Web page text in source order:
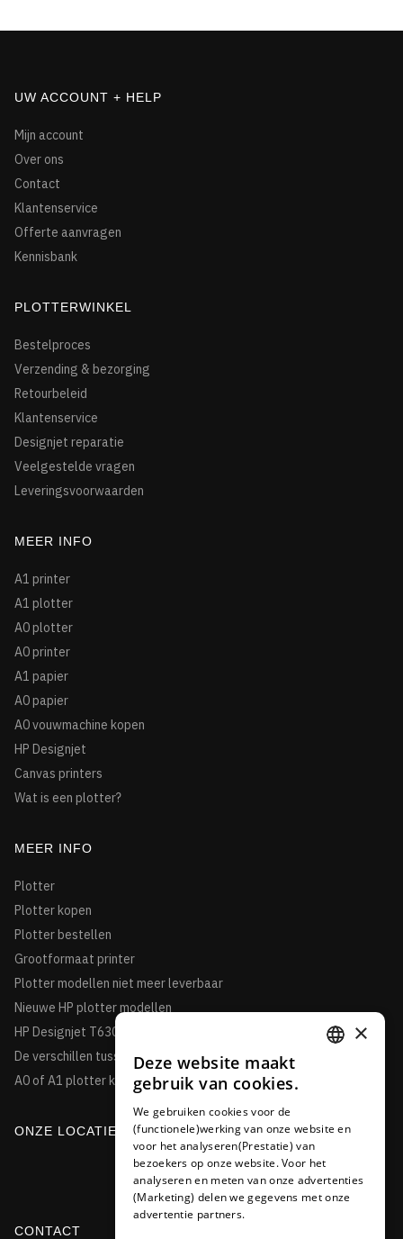
UW ACCOUNT + HELP
Mijn account
Over ons
Contact
Klantenservice
Offerte aanvragen
Kennisbank
PLOTTERWINKEL
Bestelproces
Verzending & bezorging
Retourbeleid
Klantenservice
Designjet reparatie
Veelgestelde vragen
Leveringsvoorwaarden
MEER INFO
A1 printer
A1 plotter
A0 plotter
A0 printer
A1 papier
A0 papier
A0 vouwmachine kopen
HP Designjet
Canvas printers
Wat is een plotter?
MEER INFO
Plotter
Plotter kopen
Plotter bestellen
Grootformaat printer
Plotter modellen niet meer leverbaar
Nieuwe HP plotter modellen
HP Designjet T630
De verschillen tussen de HP Designjet T850 en de T950HP
A0 of A1 plotter kopen?
ONZE LOCATIE
CONTACT
GERMAN
×
Deze website maakt
gebruik van cookies.
We gebruiken cookies voor de
(functionele)werking van onze website en
voor het analyseren(Prestatie) van
bezoekers op onze website. Voor het
analyseren en meten van onze advertenties
(Marketing) delen we gegevens met onze
advertentie partners.